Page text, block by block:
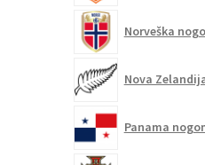
Norveška
Nova
Panama